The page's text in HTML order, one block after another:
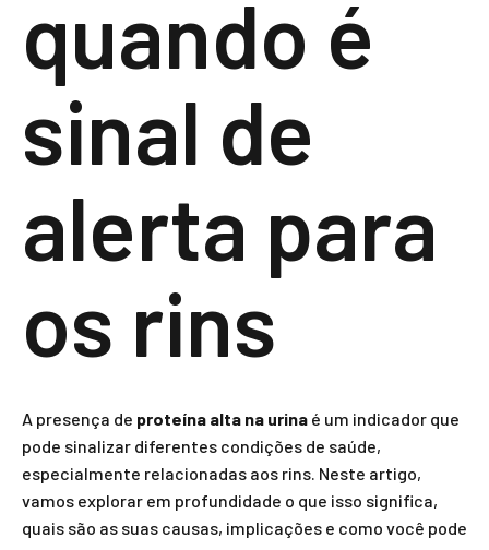
quando é
sinal de
alerta para
os rins
A presença de proteína alta na urina é um indicador que
pode sinalizar diferentes condições de saúde,
especialmente relacionadas aos rins. Neste artigo,
vamos explorar em profundidade o que isso significa,
quais são as suas causas, implicações e como você pode